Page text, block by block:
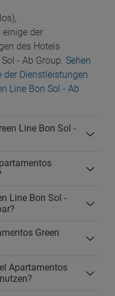
der
des Hotels
- Ab Group. Sehen
der Dienstleistungen
Line Bon Sol - Ab
Line Bon Sol -
Line Bon Sol -
Green
Apartamentos